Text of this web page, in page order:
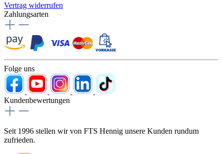
Vertrag widerrufen
Zahlungsarten
Folge uns
Kundenbewertungen
Seit 1996 stellen wir von FTS Hennig unsere Kunden rundum
zufrieden.